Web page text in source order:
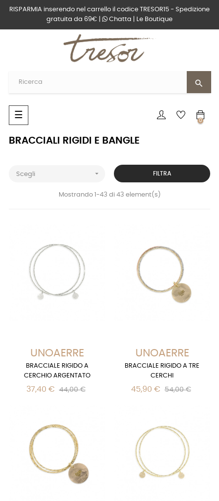
RISPARMIA inserendo nel carrello il codice TRESOR15 - Spedizione
gratuita da 69€ |
Chatta Le Boutique
search
navigazione
Toggle
☰
0
BRACCIALI RIGIDI E BANGLE
Scegli  FILTRA
Mostrando 1-43 di 43 element(s)
UNOAERRE
BRACCIALE RIGIDO A
CERCHIO ARGENTATO
37,40 € 44,00 €
UNOAERRE
BRACCIALE RIGIDO A TRE
CERCHI
45,90 € 54,00 €